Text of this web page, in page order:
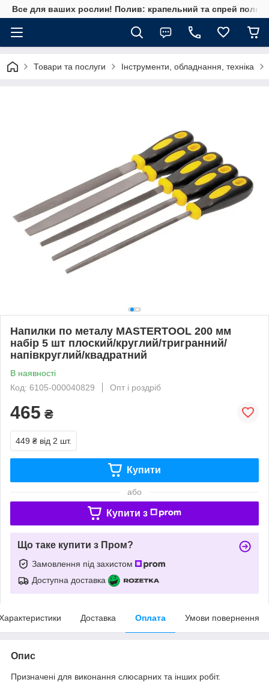
Все для ваших рослин! Полив: крапельний та спрей полив,
Товари та послуги Інструменти, обладнання, техніка
Напилки по металу MASTERTOOL 200 мм
набір 5 шт плоский/круглий/тригранний/
напівкруглий/квадратний
В наявності
Код: 6105-000040829
Опт і роздріб
465 ₴
449 ₴ від 2 шт.
Купити
або
Купити з
Що таке купити з Пром?
Замовлення під захистом
Доступна доставка
Доставка Оплата Умови повернення
Опис
Призначені для виконання слюсарних та інших робіт.